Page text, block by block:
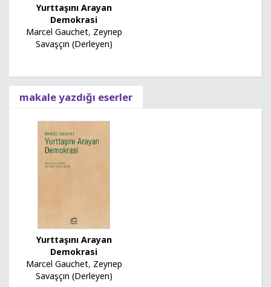
Yurttaşını Arayan
Demokrasi
Marcel Gauchet, Zeynep
Savaşçın (Derleyen)
makale yazdığı eserler
Yurttaşını Arayan
Demokrasi
Marcel Gauchet, Zeynep
Savaşçın (Derleyen)